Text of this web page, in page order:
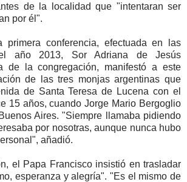
de la localidad que "intentaran ser
por él".
primera conferencia, efectuada en las
año 2013, Sor Adriana de Jesús
de la congregación, manifestó a este
de las tres monjas argentinas que
de Santa Teresa de Lucena con el
15 años, cuando Jorge Mario Bergoglio
Aires. "Siempre llamaba pidiendo
por nosotras, aunque nunca hubo
añadió.
el Papa Francisco insistió en trasladar
esperanza y alegría". "Es el mismo de